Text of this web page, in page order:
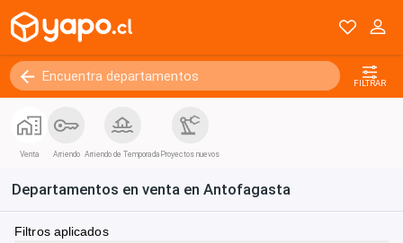
FILTRAR
Venta Arriendo Arriendo de Temporada Proyectos nuevos
Departamentos en venta en Antofagasta
Filtros aplicados